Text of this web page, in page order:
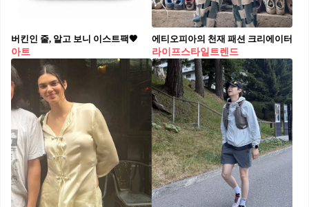
버킨인 줄, 알고 보니 이스트팩🖤
아트
에티오피아의 천재 패션 크리에이터
라이프스타일트렌드